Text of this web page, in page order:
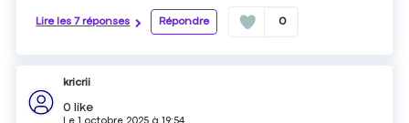
Lire les 7 réponses Répondre 0
kricrii
0 like
Le1 octobre 2025 à19:54